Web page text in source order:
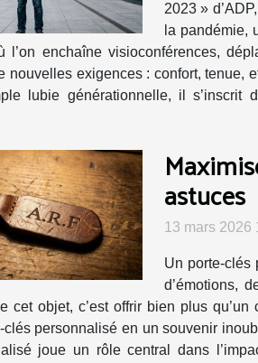
2023 »
la pandémie,
l’on enchaîne visioconférences,
nouvelles exigences : confort, tenue,
lubie générationnelle, il s’inscrit
astuces
13 mars 2026
Un porte-clés
d’émotions,
cet objet, c’est offrir bien plus
clés personnalisé en un souvenir
joue un rôle central dans